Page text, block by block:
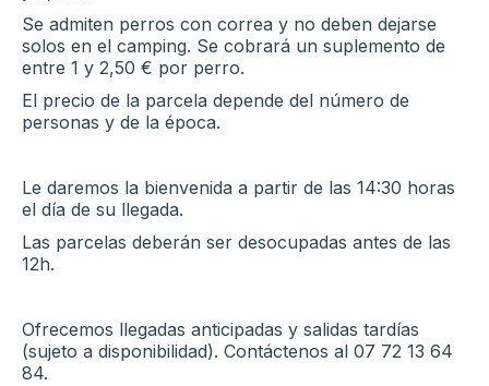
Se admiten perros con correa y no deben dejarse
solos en el camping. Se cobrará un suplemento de
entre 1 y 2,50 € por perro.
El precio de la parcela depende del número de
personas y de la época.
Le daremos la bienvenida a partir de las 14:30 horas
el día de su llegada.
Las parcelas deberán ser desocupadas antes de las
12h.
Ofrecemos llegadas anticipadas y salidas tardías
(sujeto a disponibilidad). Contáctenos al 07 72 13 64
84.